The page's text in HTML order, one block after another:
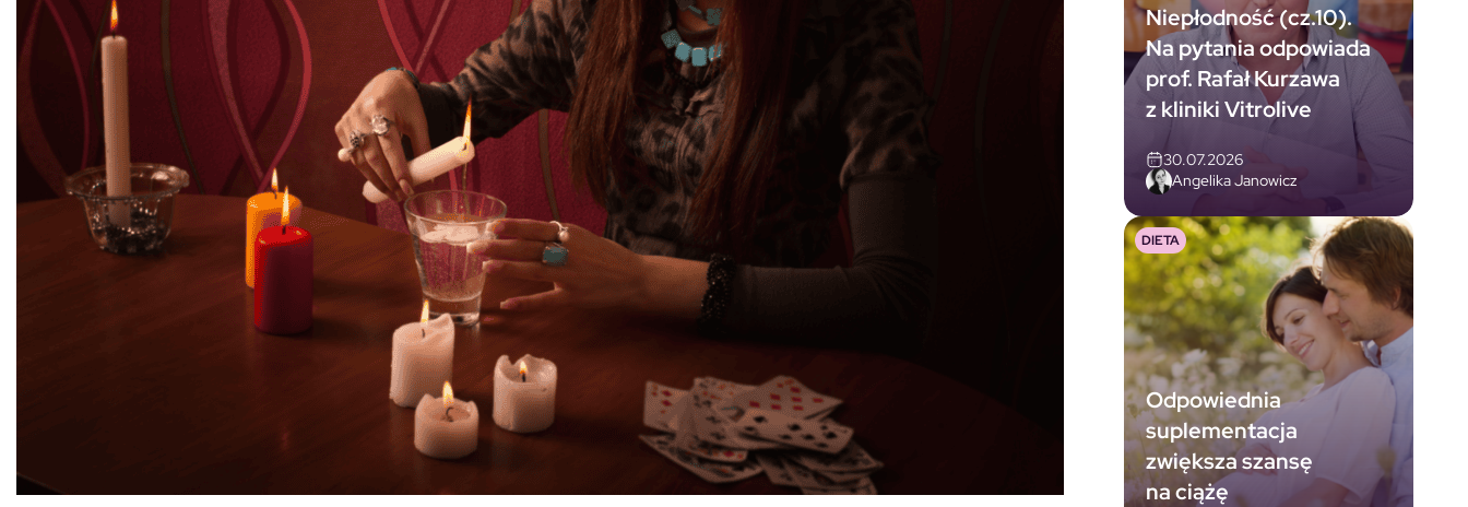
Niepłodność (cz.10).
Na pytania odpowiada
prof. Rafał Kurzawa
z kliniki Vitrolive
30.07.2026
Angelika Janowicz
Odpowiednia
suplementacja
zwiększa szansę
na ciążę
DIETA